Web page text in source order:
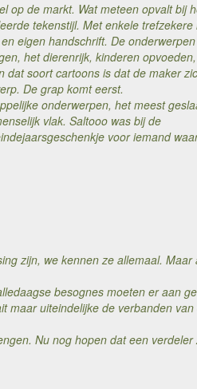
op de markt. Wat meteen opvalt bij
tekenstijl. Met enkele trefzekere
eigen handschrift. De
het dierenrijk, kinderen opvoeden,
soort cartoons is dat de maker
De grap komt eerst.
onderwerpen, het meest
vlak. Saltooo was bij de
voor iemand
zijn, we kennen ze allemaal. Maar
besognes moeten er aan
maar uiteindelijke de verbanden van
Nu nog hopen dat een verdeler